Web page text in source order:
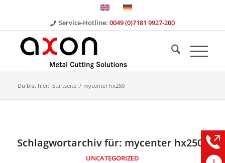
Service-Hotline:0049 (0)7181 9927-200
Du bist hier: Startseite / mycenter hx250
Schlagwortarchiv für: mycenter hx250
UNCATEGORIZED